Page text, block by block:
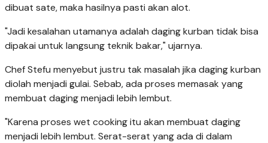
dibuat sate, maka hasilnya pasti akan alot.
"Jadi kesalahan utamanya adalah daging kurban tidak bisa
dipakai untuk langsung teknik bakar," ujarnya.
Chef Stefu menyebut justru tak masalah jika daging kurban
diolah menjadi gulai. Sebab, ada proses memasak yang
membuat daging menjadi lebih lembut.
"Karena proses wet cooking itu akan membuat daging
menjadi lebih lembut. Serat-serat yang ada di dalam